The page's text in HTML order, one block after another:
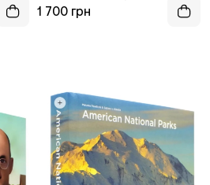
здесь и сейчас)
1 700 грн